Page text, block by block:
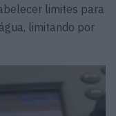
limites para
limitando por